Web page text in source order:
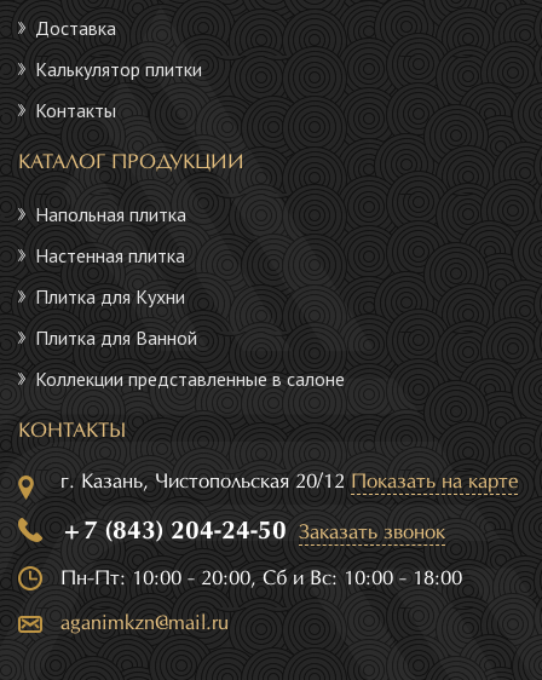
Доставка
Калькулятор плитки
Контакты
КАТАЛОГ ПРОДУКЦИИ
Напольная плитка
Настенная плитка
Плитка для Кухни
Плитка для Ванной
Коллекции представленные в салоне
КОНТАКТЫ
г. Казань, Чистопольская 20/12 Показать на карте
+7 (843) 204-24-50 Заказать звонок
Пн-Пт: 10:00 - 20:00, Сб и Вс: 10:00 - 18:00
aganimkzn@mail.ru